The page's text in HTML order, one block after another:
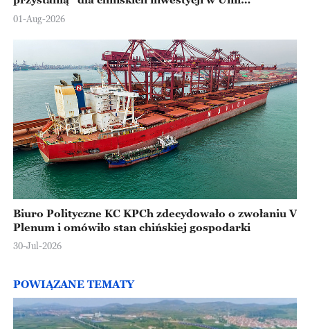
Europejskiej
01-Aug-2026
Biuro Polityczne KC KPCh zdecydowało o zwołaniu V
Plenum i omówiło stan chińskiej gospodarki
30-Jul-2026
POWIĄZANE TEMATY